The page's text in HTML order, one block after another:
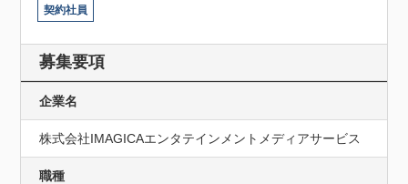
契約社員
募集要項
企業名
株式会社IMAGICAエンタテインメントメディアサービス
職種